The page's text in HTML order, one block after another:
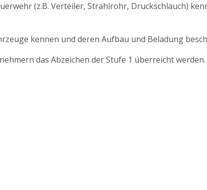
(z.B. Verteiler, Strahlrohr, Druckschlauch)
kennen und deren Aufbau und Beladung
das Abzeichen der Stufe 1 überreicht werden.